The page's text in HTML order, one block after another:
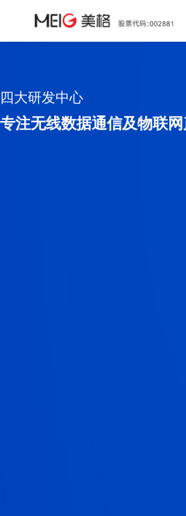
四大研发中心
专注无线数据通信及物联